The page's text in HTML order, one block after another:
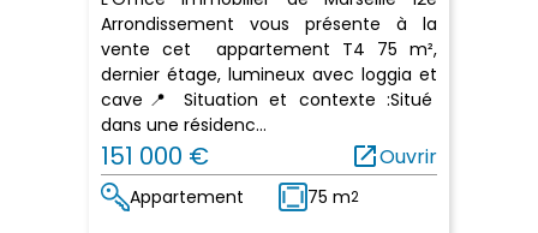
Arrondissement vous présente à la
vente cet appartement T4 75 m²,
dernier étage, lumineux avec loggia et
cave📍 Situation et contexte :Situé
dans une résidenc...
151 000 € open_in_newOuvrir
Appartement 75 m2